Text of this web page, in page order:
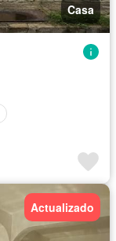
Casa
Actualizado